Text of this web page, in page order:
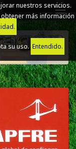
nuestros servicios.
más información
su uso.Entendido.